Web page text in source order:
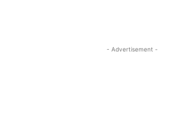
- Advertisement -